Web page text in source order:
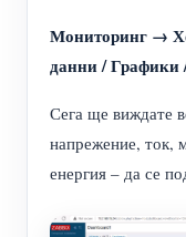
Мониторинг →
данни / Графики
Сега ще виждате
напрежение, ток,
енергия – да се